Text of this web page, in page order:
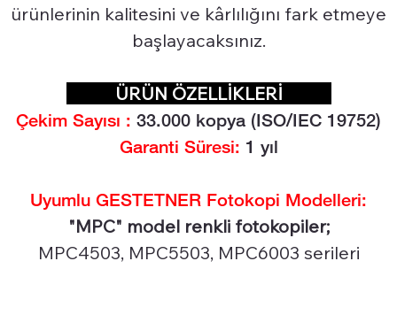
ürünlerinin kalitesini ve kârlılığını fark etmeye
başlayacaksınız.
ÜRÜN ÖZELLİKLERİ
Çekim Sayısı : 33.000 kopya (ISO/IEC 19752)
Garanti Süresi: 1 yıl
Uyumlu GESTETNER Fotokopi Modelleri:
"MPC" model renkli fotokopiler;
MPC4503, MPC5503, MPC6003 serileri